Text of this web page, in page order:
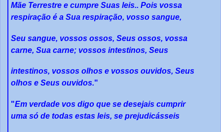
Mãe Terrestre e cumpre Suas leis.. Pois vossa
respiração é a Sua respiração, vosso sangue,
Seu sangue, vossos ossos, Seus ossos, vossa
carne, Sua carne; vossos intestinos, Seus
intestinos, vossos olhos e vossos ouvidos, Seus
olhos e Seus ouvidos."
"Em verdade vos digo que se desejais cumprir
uma só de todas estas leis, se prejudicásseis